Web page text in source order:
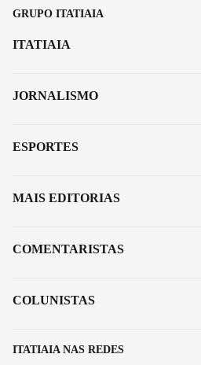
GRUPO ITATIAIA
ITATIAIA NAS REDES
ITATIAIA
JORNALISMO
ESPORTES
MAIS EDITORIAS
COMENTARISTAS
COLUNISTAS